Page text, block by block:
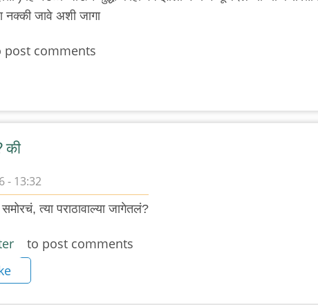
जावे अशी जागा
post comments
की
- 13:32
त्या पराठावाल्या जागेतलं?
to post comments